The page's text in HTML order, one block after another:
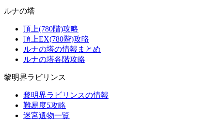
ルナの塔
頂上(780階)攻略
頂上EX(780階)攻略
ルナの塔の情報まとめ
ルナの塔各階攻略
黎明界ラビリンス
黎明界ラビリンスの情報
難易度5攻略
迷宮遺物一覧